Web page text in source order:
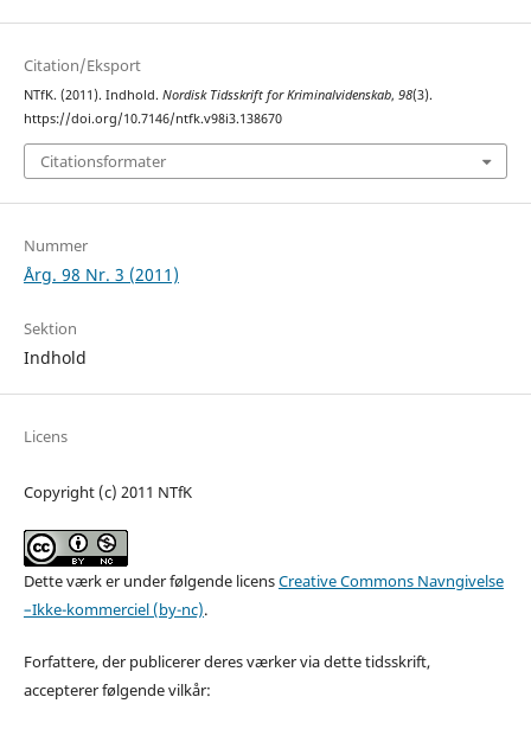
Citation/Eksport
NTfK. (2011). Indhold. Nordisk Tidsskrift for Kriminalvidenskab, 98(3).
https://doi.org/10.7146/ntfk.v98i3.138670
Citationsformater
Nummer
Årg. 98 Nr. 3 (2011)
Sektion
Indhold
Licens
Copyright (c) 2011 NTfK
Dette værk er under følgende licensCreative Commons Navngivelse
–Ikke-kommerciel (by-nc).
Forfattere, der publicerer deres værker via dette tidsskrift,
accepterer følgende vilkår: